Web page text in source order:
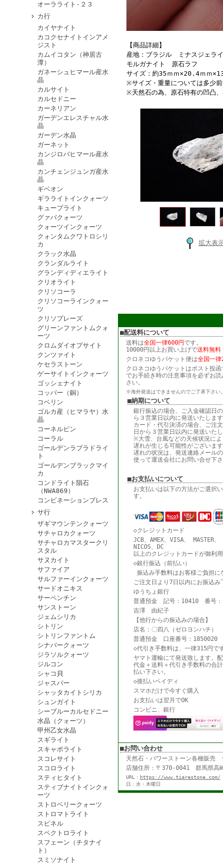
オーラライト-２３
カ行
カイヤナイト
カコクセナイトインアメ
ジスト
カムイコタン（神居古
潭）
ガネーシュヒマール産水
晶
カルサイト
カルセドニー
カーネリアン
ガーデンエレスチャル水
晶
ガーデン水晶
ガーネット
カンジロバヒマール産水
晶
カンチェンジュンガ産水
晶
ギベオン
ギラライトインクォーツ
キュープライト
グァバクォーツ
クォーツインクォーツ
クォンタムクワトロシリ
カ
クラック水晶
クランダルライト
グランディディエライト
クリオライト
クリソコーラ
クリソコーラインクォー
ツ
クリソプレーズ
グリーンファントムクォ
ーツ
クロムダイオプサイト
クンツァイト
ケセラストーン
ゲーサイトインクォーツ
ゴッシェナイト
コッパー（銅）
コベリン
ゴルカ産（ヒマラヤ）水
晶
コーネルピン
コーラル
ゴールデンラブラドライ
ト
ゴールデンブラックマイ
カ
コンドライト隕石
（NWA869）
コンビネーションブレス
サ行
ザギマウンテンクォーツ
サチャロカクォーツ
サチャロカマスタークリ
スタル
サヌカイト
サファイア
サルファーインクォーツ
サードオニキス
サーペンチン
サンストーン
ジェムシリカ
シトリン
シトリンファントム
シナバークォーツ
ジラソルクォーツ
ジルコン
シャコ貝
ジャスパー
シャッタカイトシリカ
シュンガイト
シーブルーカルセドニー
水晶（クォーツ）
甲州乙女水晶
スギライト
スキャポライト
スコレサイト
スコロライト
スティヒタイト
スティブナイトインクォ
ーツ
ストロベリークォーツ
ストロマトライト
スピネル
スペクトロライト
スフェーン（チタナイ
ト）
スミソナイト
【商品詳細】
産地：ブラジル ミナスジェ
モルガナイト 原石ラフ
サイズ：約35ｍｍ×20.4ｍ
※サイズ・重量については多少
※天然石の為、原石特有の凹凸
拡大表
■配送料について
送料は全国一律600円です。
10000円以上お買い上げで送料無料
クロネコゆうパケット便は全国一律
クロネコゆうパケットはポスト投
でお手続き時の注意事項を必ずお
さい。
※海外発送はできませんのでご了承下さい
■納期について
銀行振込の場合、ご入金確認日
ら３営業日以内に発送いたしま
カード・代引決済の場合、ご注
日から３営業日以内に発送いた
※大雪、台風などの天候状況に
遅れが生じる可能性がございま
遅れの状況は、発送連絡メール
使って運送会社にお問い合せ下
■お支払いについて
お支払いは以下の方法がご選択
す。
◇クレジットカード
JCB、AMEX、VISA、 MASTER
NICOS、DC
以上のクレジットカードが御利
◇銀行振込（前払い）
振込み手数料はお客様ご負担に
ご注文日より7日以内にお振込み
ゆうちょ銀行
普通預金 記号：10410 番号：
吉澤 由紀子
【他行からの振込みの場合】
店名：〇四八（ゼロヨンハチ）
普通預金 口座番号：1850020
◇代引き手数料は、一律315円で
ヤマト運輸にて発送致します。
代金＋送料＋代引き手数料の合
払い下さい。
◇後払いペイディ
スマホだけで今すぐ購入
お支払いは翌月でOK
コンビニ、銀行
■お問い合わせ
天然石・パワーストーン各種販
店舗住所：〒370-0041 群馬
URL： https://www.tiarestone.com/
日：水・木曜日